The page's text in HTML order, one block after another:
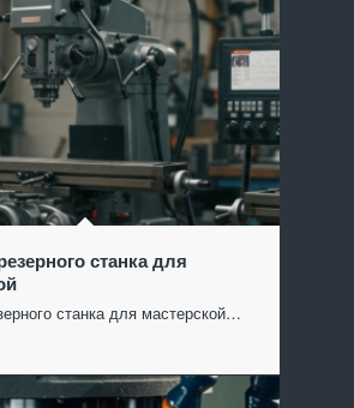
станка для
станка для мастерской…